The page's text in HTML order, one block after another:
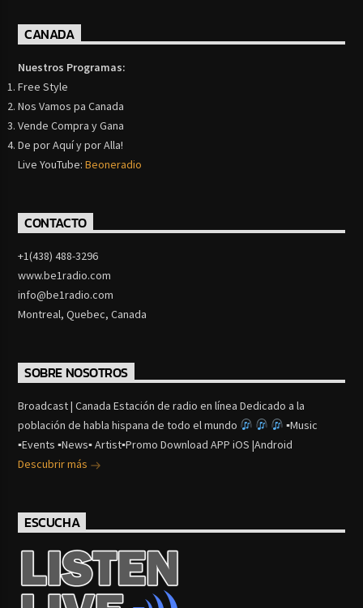
CANADA
Nuestros Programas:
Free Style
Nos Vamos pa Canada
Vende Compra y Gana
De por Aquí y por Alla!
Live YouTube:Beoneradio
CONTACTO
+1(438) 488-3296
www.be1radio.com
info@be1radio.com
Montreal, Quebec, Canada
SOBRE NOSOTROS
Broadcast | Canada Estación de radio en línea Dedicado a la
población de habla hispana de todo el mundo
▪Music
▪Events ▪News▪ Artist▪Promo Download APP iOS |Android
Descubrir más
ESCUCHA